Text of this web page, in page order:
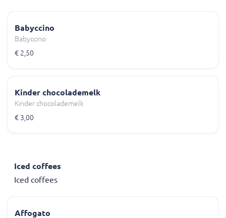
Babyccino
Babyccino
€ 2,50
Kinder chocolademelk
Kinder chocolademelk
€ 3,00
Iced coffees
Iced coffees
Affogato